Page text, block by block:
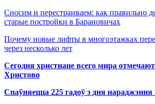
Сносим и перестраиваем: как правильно
старые постройки в Барановичах
Почему новые лифты в многоэтажках
через несколько лет
Сегодня христиане всего мира
Христово
Спаўняецца 225 гадоў з дня